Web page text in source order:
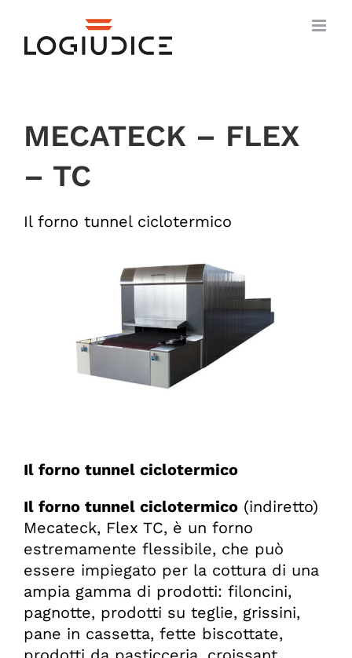
contenuto
MECATECK – FLEX
– TC
Il forno tunnel ciclotermico
Il forno tunnel ciclotermico
Il forno tunnel ciclotermico(indiretto)
Mecateck, Flex TC, è un forno
estremamente flessibile, che può
essere impiegato per la cottura di una
ampia gamma di prodotti: filoncini,
pagnotte, prodotti su teglie, grissini,
pane in cassetta, fette biscottate,